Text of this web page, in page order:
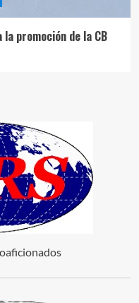
promoción de la CB